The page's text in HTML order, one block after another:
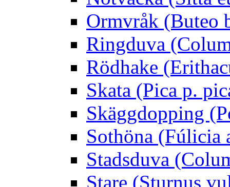
Ormvråk (Buteo
Ringduva
Rödhake
Skata (Pica p.
Skäggdopping
Sothöna (Fúlicia
Stadsduva
Stare (Sturnus